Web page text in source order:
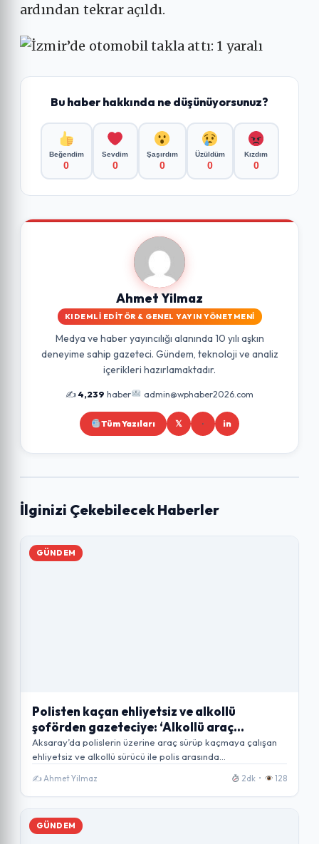
ardından tekrar açıldı.
Bu haber hakkında ne düşünüyorsunuz?
Beğendim
0
Sevdim
0
Şaşırdım
0
Üzüldüm
0
Kızdım
0
Ahmet Yilmaz
KIDEMLI EDITÖR & GENEL YAYIN YÖNETMENI
Medya ve haber yayıncılığı alanında 10 yılı aşkın
deneyime sahip gazeteci. Gündem, teknoloji ve analiz
içerikleri hazırlamaktadır.
✍️4,239 haber admin@wphaber2026.com
Tüm Yazıları 𝕏 in
İlginizi Çekebilecek Haberler
GÜNDEM
Polisten kaçan ehliyetsiz ve alkollü
şoförden gazeteciye: ‘Alkollü araç
kullanmaktan haber mi olur?’
Aksaray’da polislerin üzerine araç sürüp kaçmaya çalışan
ehliyetsiz ve alkollü sürücü ile polis arasında…
✍️ Ahmet Yilmaz 2dk • 128
GÜNDEM